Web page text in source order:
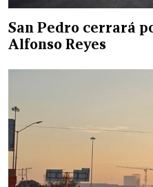
San Pedro cerrará
Alfonso Reyes